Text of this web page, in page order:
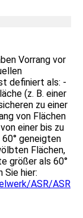
Vorrang vor
definiert als: -
(z. B. einer
zu einer
von Flächen
einer bis zu
geneigten
Flächen,
größer als 60°
hier:
ASR/ASR